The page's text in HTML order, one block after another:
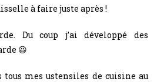
à faire juste après !
Du coup j’ai développé des
😆
mes ustensiles de cuisine au